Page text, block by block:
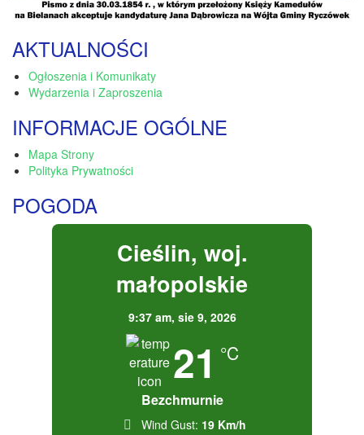
AKTUALNOŚCI
Ogłoszenia i Komunikaty
Wydarzenia i Zaproszenia
INFORMACJE OGÓLNE
Mapa Strony
Polityka Prywatności
POGODA
Cieślin, woj.
małopolskie
9:37 am, sie 9, 2026
21 °C
Bezchmurnie
Wind Gust: 19 Km/h